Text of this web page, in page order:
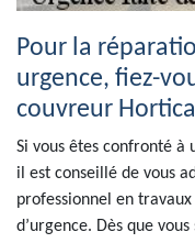
Pour la
urgence, fiez-
couvreur
Si vous êtes confronté à
il est conseillé de vous
professionnel en
d’urgence. Dès que